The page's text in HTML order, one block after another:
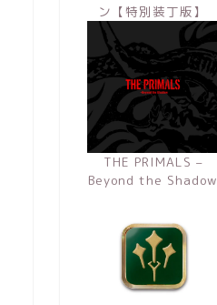
ン【特別装丁版】
THE PRIMALS –
Beyond the Shadow